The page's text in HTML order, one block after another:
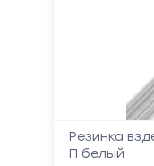
Резинка
П белый